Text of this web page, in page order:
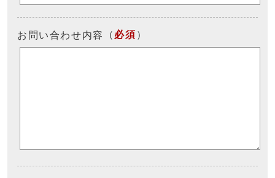
お問い合わせ内容 （ 必須 ）